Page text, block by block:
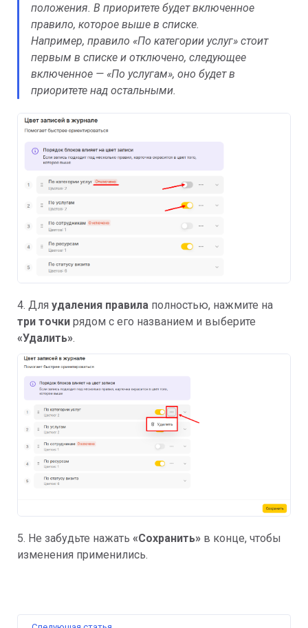
положения. В приоритете будет включенное
правило, которое выше в списке.
Например, правило «По категории услуг» стоит
первым в списке и отключено, следующее
включенное — «По услугам», оно будет в
приоритете над остальными.
4. Для удаления правила полностью, нажмите на
три точки рядом с его названием и выберите
«Удалить».
5. Не забудьте нажать «Сохранить» в конце, чтобы
изменения применились.